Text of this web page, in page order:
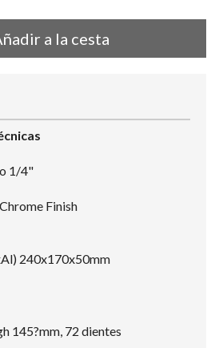
a la cesta
1/4"
Finish
240x170x50mm
145?mm, 72 dientes